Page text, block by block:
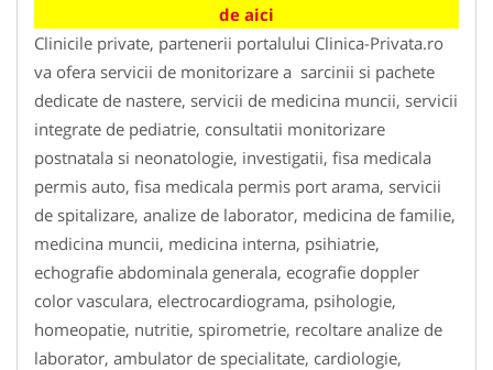
de aici
Clinicile private, partenerii portalului Clinica-Privata.ro
va ofera servicii de monitorizare a sarcinii si pachete
dedicate de nastere, servicii de medicina muncii, servicii
integrate de pediatrie, consultatii monitorizare
postnatala si neonatologie, investigatii, fisa medicala
permis auto, fisa medicala permis port arama, servicii
de spitalizare, analize de laborator, medicina de familie,
medicina muncii, medicina interna, psihiatrie,
echografie abdominala generala, ecografie doppler
color vasculara, electrocardiograma, psihologie,
homeopatie, nutritie, spirometrie, recoltare analize de
laborator, ambulator de specialitate, cardiologie,